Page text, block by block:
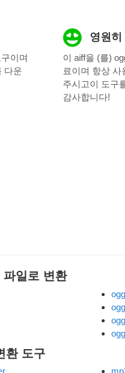
이며
다운
영원히
이 aiff을 (를)
료이며 항상 사
주시고이 도구
감사합니다!
일로 변환
환 도구